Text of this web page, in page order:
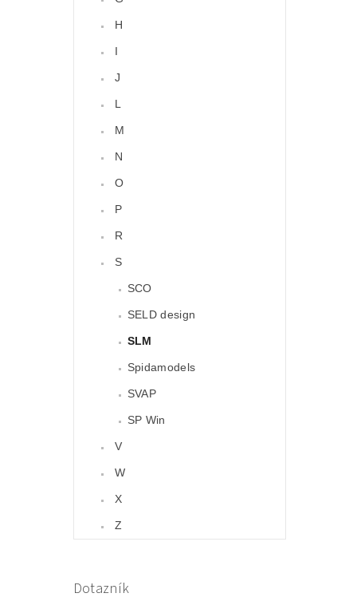
H
I
J
L
M
N
O
P
R
S
SCO
SELD design
SLM
Spidamodels
SVAP
SP Win
V
W
X
Z
Dotazník